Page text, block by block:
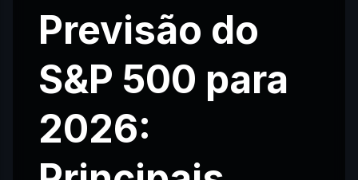
Previsão do
S&P 500 para
2026: